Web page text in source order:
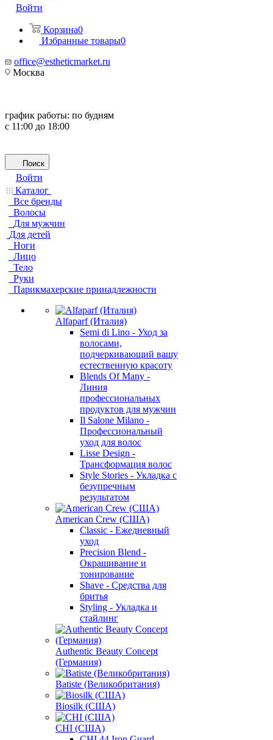
Войти
Корзина0
Избранные товары0
office@estheticmarket.ru
Москва
график работы: по будням
с 11:00 до 18:00
Поиск
Войти
Каталог
Все бренды
Волосы
Для мужчин
Для детей
Ноги
Лицо
Тело
Руки
Парикмахерские принадлежности
Alfaparf (Италия)
Semi di Lino - Уход за
волосами,
подчеркивающий вашу
естественную красоту
Blends Of Many -
Линия
профессиональных
продуктов для мужчин
Il Salone Milano -
Профессиональный
уход для волос
Lisse Design -
Трансформация волос
Style Stories - Укладка с
безупречным
результатом
American Crew (США)
Classic - Ежедневный
уход
Precision Blend -
Окрашивание и
тонирование
Shave - Средства для
бритья
Styling - Укладка и
стайлинг
Authentic Beauty Concept
(Германия)
Batiste (Великобритания)
Biosilk (США)
CHI (США)